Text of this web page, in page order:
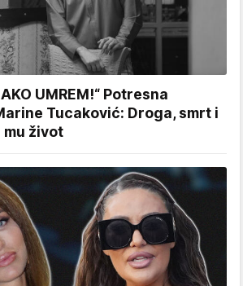
UMREM!“ Potresna
Tucaković: Droga, smrt i
mu život